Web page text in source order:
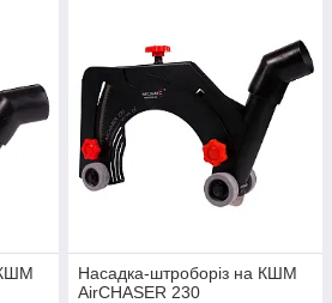
КШМ
Насадка-штроборіз на КШМ
AirCHASER 230